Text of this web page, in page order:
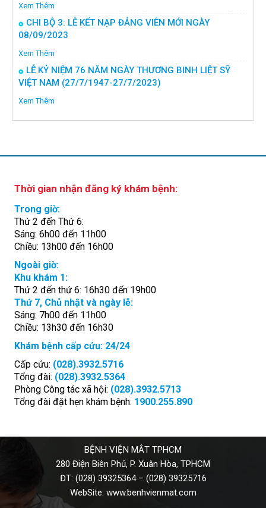
Xem Thêm
CHI BỘ 3: LỄ KẾT NẠP ĐẢNG VIÊN MỚI NGÀY
08/09/2023
Xem Thêm
LỄ KỶ NIỆM 76 NĂM NGÀY THƯƠNG BINH LIỆT SỸ
VIỆT NAM (27/7/1947-27/7/2023)
Xem Thêm
Thời gian nhận đăng ký khám bệnh:
Trong giờ:
Thứ 2 đến Thứ 6:
Sáng: 6h00 đến 11h00
Chiều: 13h00 đến 16h00
Ngoài giờ:
Khu khám 1:
Thứ 2 đến thứ 6: 16h30 đến 19h00
Thứ 7, Chủ nhật và ngày lễ:
Sáng: 7h00 đến 11h00
Chiều: 13h30 đến 16h30
Khám bệnh cấp cứu: 24/24
Cấp cứu: (028).3932.5716
Tổng đài: (028).3932.5364
Phòng Công tác xã hội: (028).3932.5713
Tổng đài đặt hẹn khám bệnh: 1900.255.890
BỆNH VIỆN MẮT TPHCM
280 Điện Biên Phủ, P. Xuân Hòa, TPHCM
ĐT: (028) 39325364– (028) 39325716
WebSite: www.benhvienmat.com